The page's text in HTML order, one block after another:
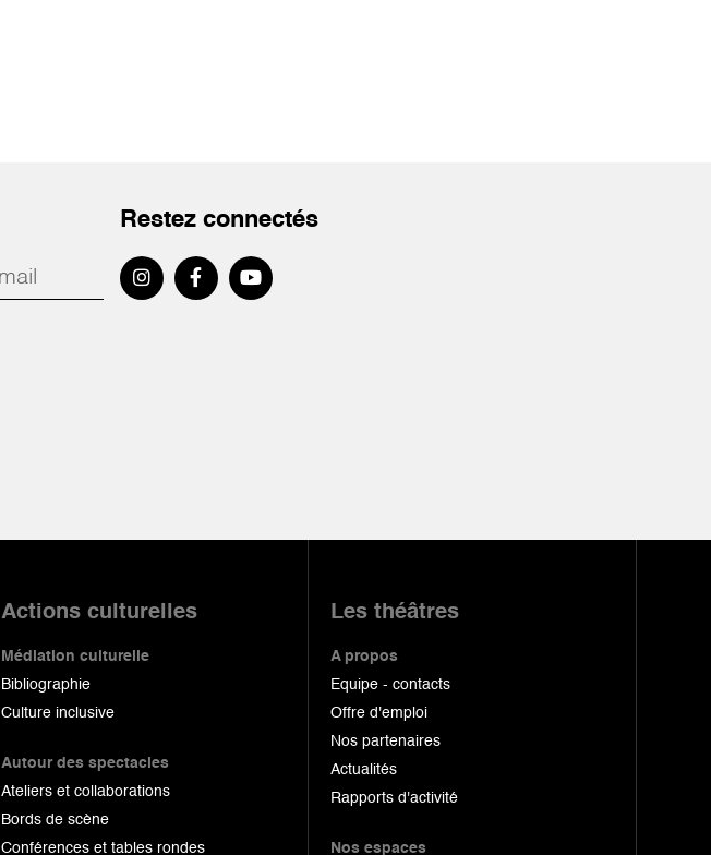
Restez connectés
Actions culturelles
Médiation culturelle
Bibliographie
Culture inclusive
Autour des spectacles
Ateliers et collaborations
Bords de scène
Conférences et tables rondes
Les théâtres
A propos
Equipe - contacts
Offre d'emploi
Nos partenaires
Actualités
Rapports d'activité
Nos espaces